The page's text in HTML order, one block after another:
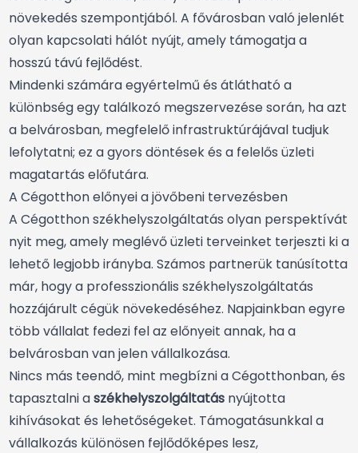
növekedés szempontjából. A fővárosban való jelenlét
olyan kapcsolati hálót nyújt, amely támogatja a
hosszú távú fejlődést.
Mindenki számára egyértelmű és átlátható a
különbség egy találkozó megszervezése során, ha azt
a belvárosban, megfelelő infrastruktúrájával tudjuk
lefolytatni; ez a gyors döntések és a felelős üzleti
magatartás előfutára.
A Cégotthon előnyei a jövőbeni tervezésben
A Cégotthon székhelyszolgáltatás olyan perspektívát
nyit meg, amely meglévő üzleti terveinket terjeszti ki a
lehető legjobb irányba. Számos partnerük tanúsította
már, hogy a professzionális székhelyszolgáltatás
hozzájárult cégük növekedéséhez. Napjainkban egyre
több vállalat fedezi fel az előnyeit annak, ha a
belvárosban van jelen vállalkozása.
Nincs más teendő, mint megbízni a Cégotthonban, és
tapasztalni aszékhelyszolgáltatás nyújtotta
kihívásokat és lehetőségeket. Támogatásunkkal a
vállalkozás különösen fejlődőképes lesz,